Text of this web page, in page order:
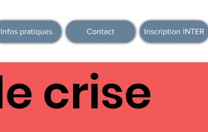
Infos pratiques Contact Inscription INTER
crise